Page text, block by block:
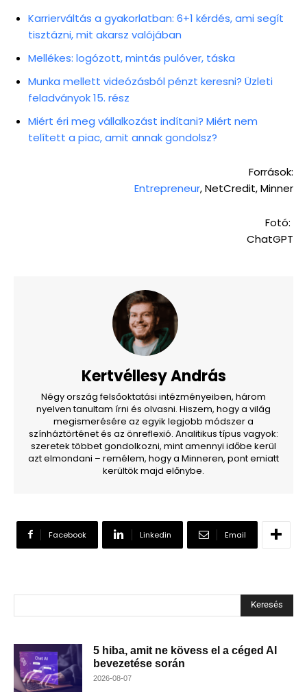
Karrierváltás a gyakorlatban: 6+1 kérdés, ami segít
tisztázni, mit akarsz valójában
Mellékes: logózott, mintás pulóver, táska
Munka mellett videózásból pénzt keresni? Üzleti
feladványok 15. rész
Miért éri meg vállalkozást indítani? Miért nem
telített a piac, amit annak gondolsz?
Források:
Entrepreneur, NetCredit, Minner
Fotó:
ChatGPT
Kertvéllesy András
Négy ország felsőoktatási intézményeiben, három
nyelven tanultam írni és olvasni. Hiszem, hogy a világ
megismerésére az egyik legjobb módszer a
színháztörténet és az önreflexió. Analitikus típus vagyok:
szeretek többet gondolkozni, mint amennyi időbe kerül
azt elmondani – remélem, hogy a Minneren, pont emiatt
kerültök majd előnybe.
Facebook Linkedin Email
Keresés
5 hiba, amit ne kövess el a céged AI
bevezetése során
2026-08-07